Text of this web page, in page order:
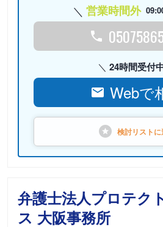
営業時間外
24時間受付
Webで
検討リストに
弁護士法人プロテク
ス 大阪事務所